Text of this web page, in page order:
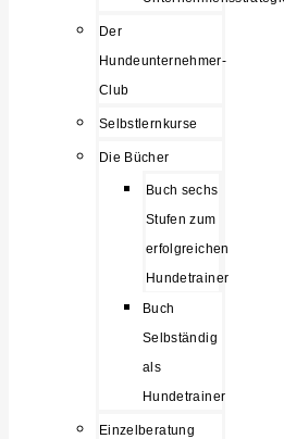
Der
Hundeunternehmer-
Club
Selbstlernkurse
Die Bücher
Buch sechs
Stufen zum
erfolgreichen
Hundetrainer
Buch
Selbständig
als
Hundetrainer
Einzelberatung